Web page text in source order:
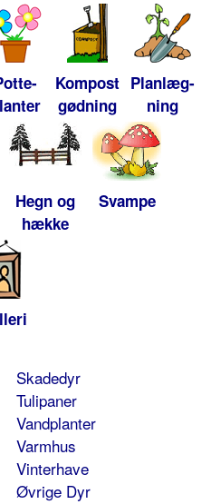
Kompost
gødning
Planlæg-
ning
Hegn og
hække
Svampe
Skadedyr
Tulipaner
Vandplanter
Varmhus
Vinterhave
Øvrige Dyr